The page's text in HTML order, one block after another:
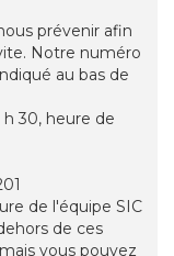
prévenir afin
Notre numéro
au bas de
30, heure de
de l'équipe SIC
de ces
vous pouvez